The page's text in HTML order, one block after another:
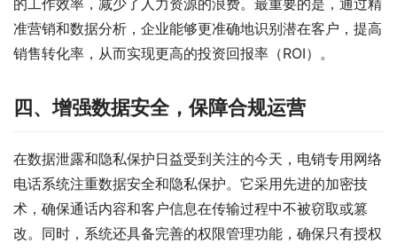
的工作效率，减少了人力资源的浪费。最重要的是，通过精
准营销和数据分析，企业能够更准确地识别潜在客户，提高
销售转化率，从而实现更高的投资回报率（ROI）。
四、增强数据安全，保障合规运营
在数据泄露和隐私保护日益受到关注的今天，电销专用网络
电话系统注重数据安全和隐私保护。它采用先进的加密技
术，确保通话内容和客户信息在传输过程中不被窃取或篡
改。同时，系统还具备完善的权限管理功能，确保只有授权